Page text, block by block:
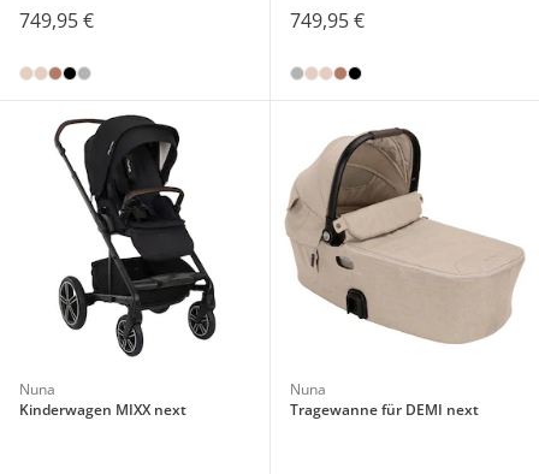
749,95 € 749,95 €
Nuna
Kinderwagen MIXX next
Nuna
Tragewanne für DEMI next